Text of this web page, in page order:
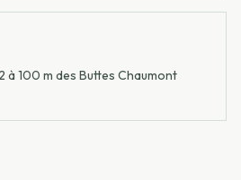
à 100 m des Buttes Chaumont